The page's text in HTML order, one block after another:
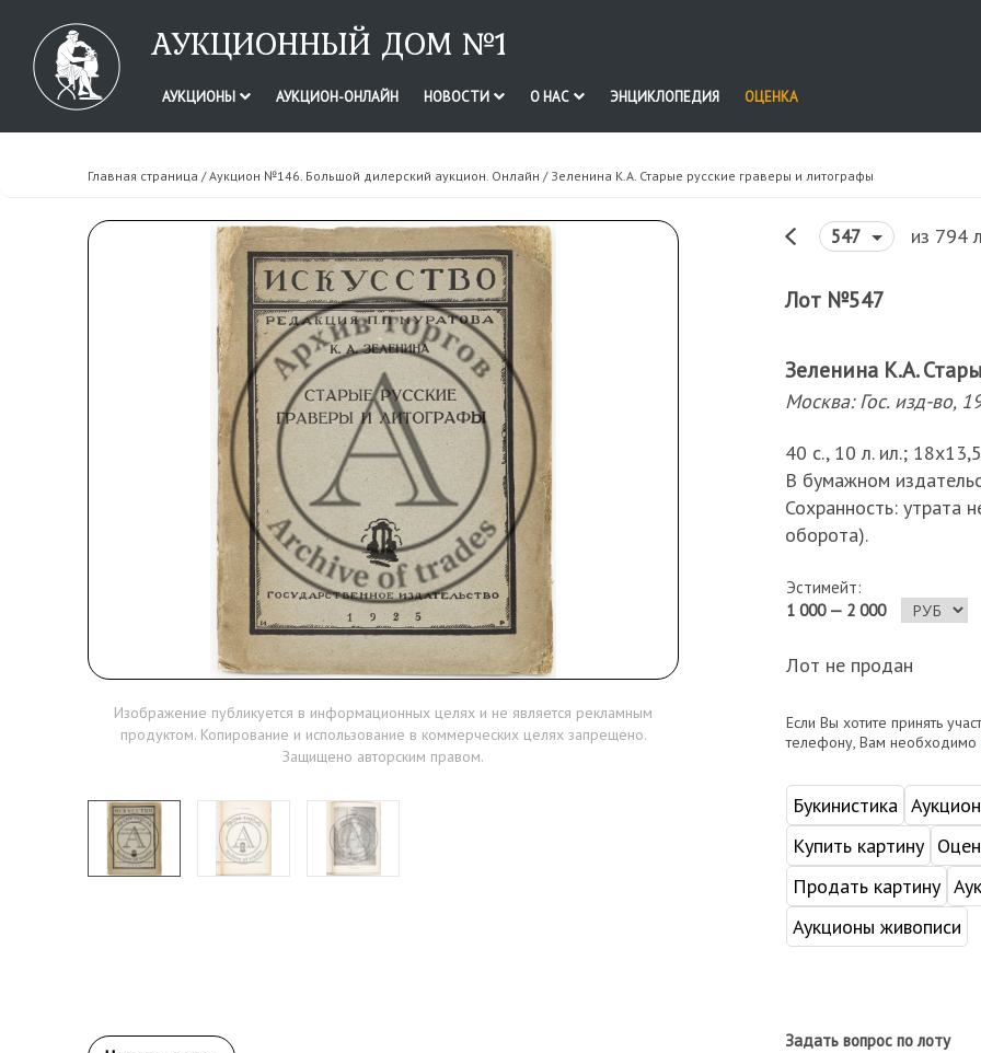
АУКЦИОННЫЙ ДОМ №1
АУКЦИОНЫ АУКЦИОН-ОНЛАЙН НОВОСТИ О НАС ЭНЦИКЛОПЕДИЯ ОЦЕНКА
Главная страница /Аукцион №146. Большой дилерский аукцион. Онлайн / Зеленина К.А. Старые русские граверы и литографы
Изображение публикуется в информационных целях и не является рекламным
продуктом. Копирование и использование в коммерческих целях запрещено.
Защищено авторским правом.
547 из 794
Лот №547
Зеленина К.А.
Москва: Гос. изд-во,
40 с., 10 л. ил.;
В бумажном
Сохранность: утрата
оборота).
Эстимейт:
1 000 — 2 000
Лот не продан
Если Вы хотите принять
телефону, Вам необходимо
Букинистика
Купить картину
Продать картину
Аукционы живописи
Задать вопрос по лоту